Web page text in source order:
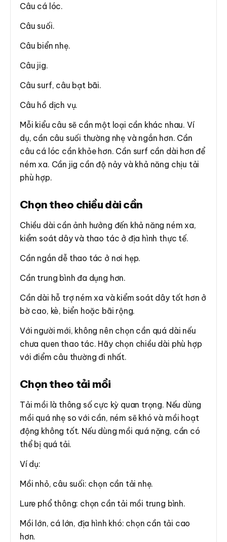
Câu cá lóc.
Câu suối.
Câu biển nhẹ.
Câu jig.
Câu surf, câu bạt bãi.
Câu hồ dịch vụ.
Mỗi kiểu câu sẽ cần một loại cần khác nhau. Ví
dụ, cần câu suối thường nhẹ và ngắn hơn. Cần
câu cá lóc cần khỏe hơn. Cần surf cần dài hơn để
ném xa. Cần jig cần độ nảy và khả năng chịu tải
phù hợp.
Chọn theo chiều dài cần
Chiều dài cần ảnh hưởng đến khả năng ném xa,
kiểm soát dây và thao tác ở địa hình thực tế.
Cần ngắn dễ thao tác ở nơi hẹp.
Cần trung bình đa dụng hơn.
Cần dài hỗ trợ ném xa và kiểm soát dây tốt hơn ở
bờ cao, kè, biển hoặc bãi rộng.
Với người mới, không nên chọn cần quá dài nếu
chưa quen thao tác. Hãy chọn chiều dài phù hợp
với điểm câu thường đi nhất.
Chọn theo tải mồi
Tải mồi là thông số cực kỳ quan trọng. Nếu dùng
mồi quá nhẹ so với cần, ném sẽ khó và mồi hoạt
động không tốt. Nếu dùng mồi quá nặng, cần có
thể bị quá tải.
Ví dụ:
Mồi nhỏ, câu suối: chọn cần tải nhẹ.
Lure phổ thông: chọn cần tải mồi trung bình.
Mồi lớn, cá lớn, địa hình khó: chọn cần tải cao
hơn.